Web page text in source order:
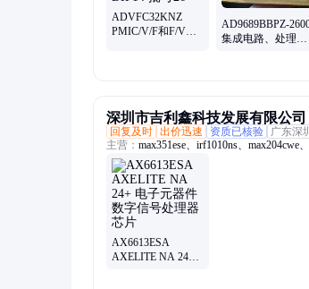
ADVFC32KNZ
PMIC/V/F和F/V转
AD9689BBPZ-
集成电路、处理
深圳市吉利鑫科技发展有限公司
回复及时 出价迅速 资质已核验
广东深圳
主营： max351ese、irf1010ns、max204cwe
控制器、lt1815cs8、lt1522cs8、三极管、
lt1359cn#pbf、lt1377cs8#tr、集成电路、
lt1191cs8#pbf、lt3686edd#pbf、
ltm4604ev#pbf、lt1635in8#pbf、
ltc4282iuh#pbf
AX6613ESA
AXELITE NA 24+